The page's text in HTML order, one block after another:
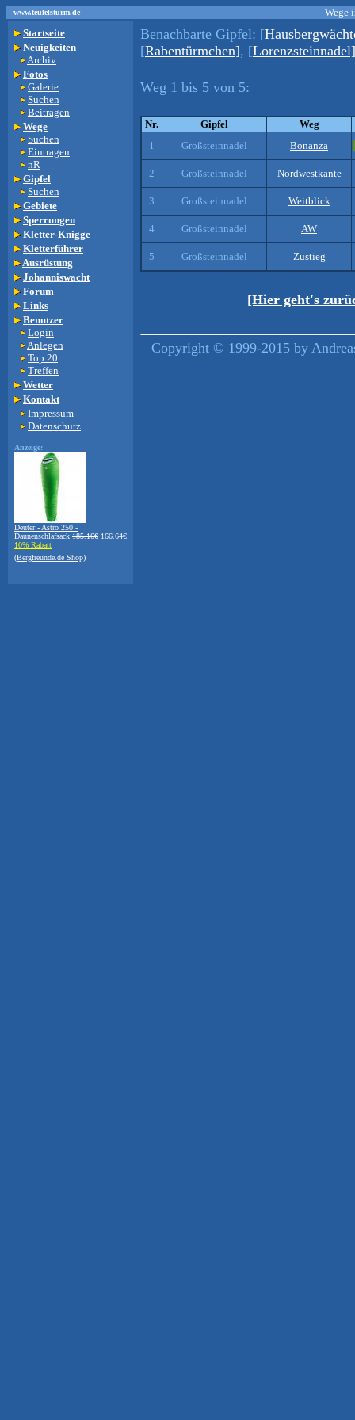
www.teufelsturm.de
Wege
Startseite
Neuigkeiten
Archiv
Fotos
Galerie
Suchen
Beitragen
Wege
Suchen
Eintragen
nR
Gipfel
Suchen
Gebiete
Sperrungen
Kletter-Knigge
Kletterführer
Ausrüstung
Johanniswacht
Forum
Links
Benutzer
Login
Anlegen
Top 20
Treffen
Wetter
Kontakt
Impressum
Datenschutz
Anzeige:
Deuter - Astro 250 -
Daunenschlafsack 185.16€ 166.64€
10% Rabatt
(Bergfreunde.de Shop)
Benachbarte Gipfel: [
[Rabentürmchen], [Lorenzsteinnadel]
Weg 1 bis 5 von 5:
Nr. Gipfel
Weg
1
Großsteinnadel Bonanza
2 Großsteinnadel Nordwestkante
3 Großsteinnadel Weitblick
4 Großsteinnadel AW
5 Großsteinnadel Zustieg
[Hier geht's
Copyright © 1999-2015 by